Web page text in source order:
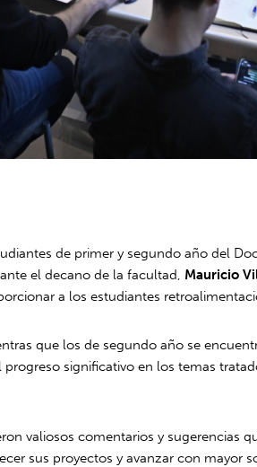
de primer y segundo año del
el decano de la facultad, Mauricio
a los estudiantes
que los de segundo año se
significativo en los temas
valiosos comentarios y sugerencias
sus proyectos y avanzar con mayor